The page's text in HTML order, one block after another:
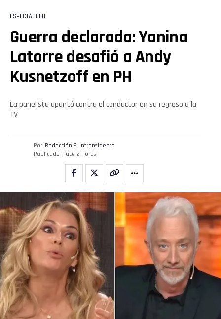
ESPECTÁCULO
Guerra declarada: Yanina
Latorre desafió a Andy
Kusnetzoff en PH
La panelista apuntó contra el conductor en su regreso a la
TV
Por Redacción El intransigente
Publicado hace 2 horas